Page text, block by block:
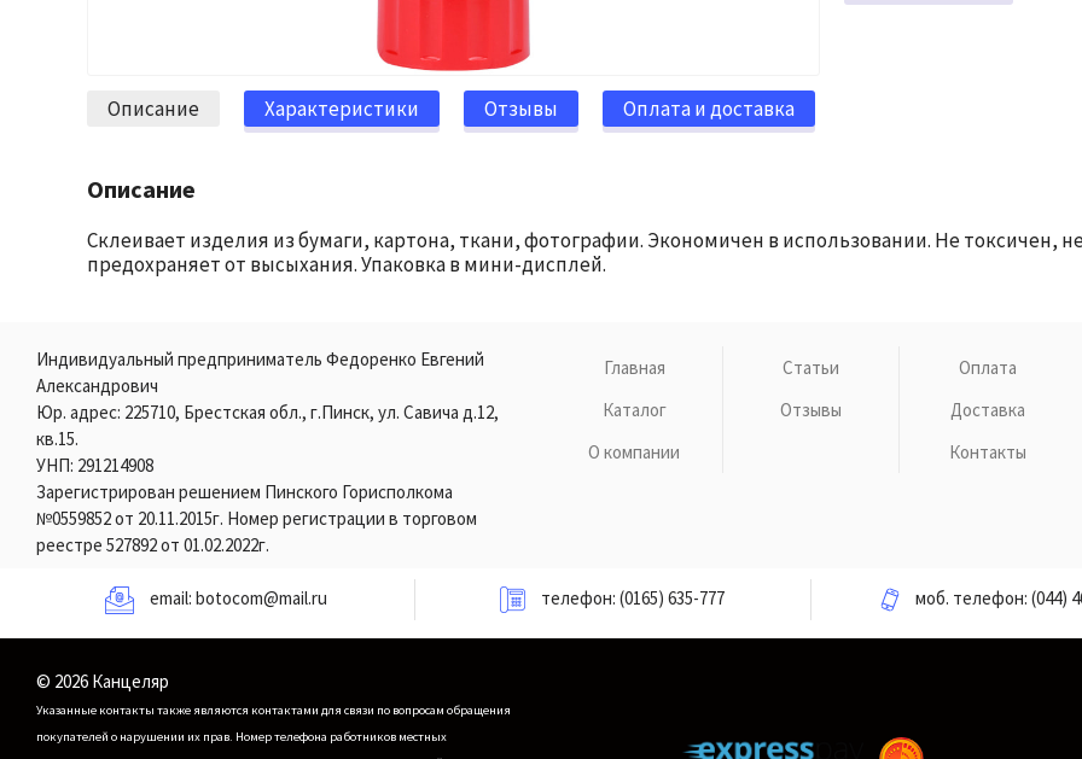
Описание Характеристики Отзывы Оплата и доставка
Описание
Склеивает изделия из бумаги, картона, ткани, фотографии. Экономичен в использовании. Не токсичен,
предохраняет от высыхания. Упаковка в мини-дисплей.
Индивидуальный предприниматель Федоренко Евгений
Александрович
Юр. адрес: 225710, Брестская обл., г.Пинск, ул. Савича д.12,
кв.15.
УНП: 291214908
Зарегистрирован решением Пинского Горисполкома
№0559852 от 20.11.2015г. Номер регистрации в торговом
реестре 527892 от 01.02.2022г.
Главная
Каталог
О компании
Статьи
Отзывы
Оплата
Доставка
Контакты
email: botocom@mail.ru телефон:(0165) 635-777 моб. телефон:(044)
© 2026 Канцеляр
Указанные контакты также являются контактами для связи по вопросам обращения
покупателей о нарушении их прав. Номер телефона работников местных